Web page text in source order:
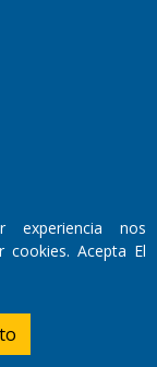
nos
cookies. Acepta El